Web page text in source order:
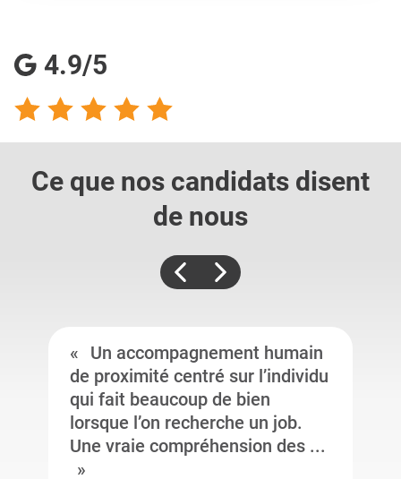
4.9/5
Ce que nos candidats disent
de nous
Un accompagnement humain
de proximité centré sur l’individu
qui fait beaucoup de bien
lorsque l’on recherche un job.
Une vraie compréhension des ...